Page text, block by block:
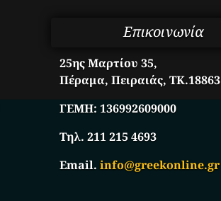
Επικοινωνία
25ης Μαρτίου 35,
Πέραμα, Πειραιάς, ΤΚ.18863
ΓΕΜΗ:136992609000
Τηλ. 211 215 4693
Email.info@greekonline.gr